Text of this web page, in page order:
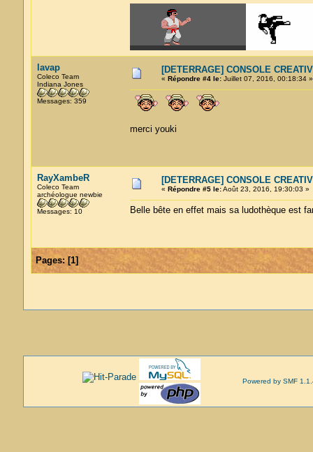
lavap
Coleco Team
Indiana Jones
Messages: 359
[DETERRAGE] CONSOLE
« Répondre #4 le:Juillet 07, 2016, 00:18:34 »
merci youki
RayXambeR
Coleco Team
archéologue newbie
Messages: 10
[DETERRAGE] CONSOLE
« Répondre #5 le:Août 23, 2016, 19:30:03 »
Belle bête en effet mais sa ludothèque est
Pages:[1]
Powered by SMF